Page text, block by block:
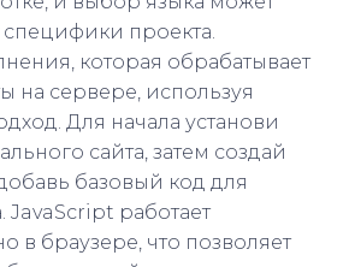
специфики проекта.
которая обрабатывает
на сервере, используя
Для начала установи
сайта, затем создай
базовый код для
JavaScript работает
в браузере, что позволяет